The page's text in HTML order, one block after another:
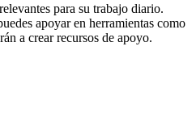
para su trabajo diario.
apoyar en herramientas como
a crear recursos de apoyo.